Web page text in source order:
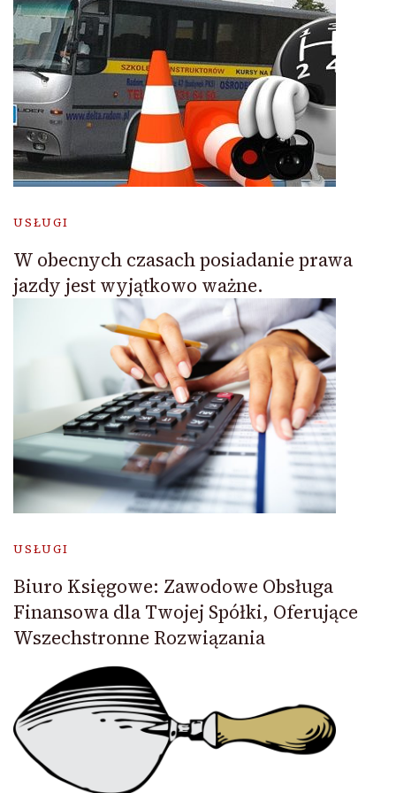
USŁUGI
W obecnych czasach posiadanie prawa
jazdy jest wyjątkowo ważne.
USŁUGI
Biuro Księgowe: Zawodowe Obsługa
Finansowa dla Twojej Spółki, Oferujące
Wszechstronne Rozwiązania